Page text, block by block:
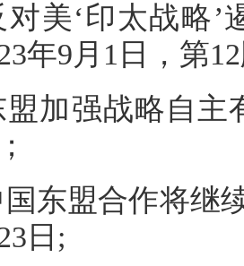
对美‘印太战略
年9月1日，第
盟加强战略自主
国东盟合作将继
日;